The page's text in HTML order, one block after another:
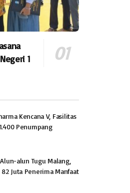
1
Kencana V, Fasilitas
Penumpang
alun Tugu Malang,
Juta Penerima Manfaat